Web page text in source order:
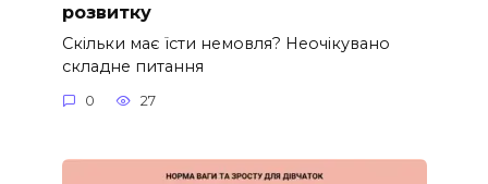
розвитку
Скільки має їсти немовля? Неочікувано
складне питання
0 27